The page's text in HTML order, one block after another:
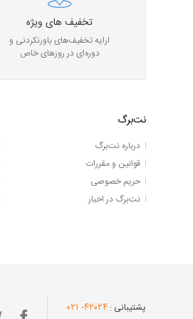
تخفیف های ویژه
ارایه تخفیف‌های باورنکردنی و
دوره‌ای در روز‌های خاص
نت‌برگ
درباره نت‌برگ
قوانین و مقررات
حریم خصوصی
نت‌برگ در اخبار
پشتیبانی : ۴۲۰۲۴- ۰۲۱